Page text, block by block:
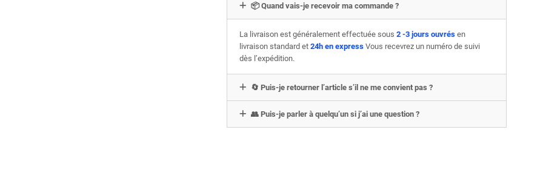
📦 Quand vais-je recevoir ma commande ?
La livraison est généralement effectuée sous 2 -3 jours ouvrés en
livraison standard et24h en expressVous recevrez un numéro de suivi
dès l’expédition.
🔄 Puis-je retourner l’article s’il ne me convient pas ?
👥 Puis-je parler à quelqu’un si j’ai une question ?